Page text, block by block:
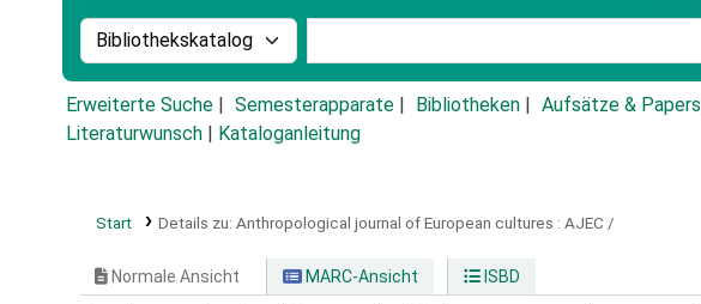
Suche im Katalog nach:
Erweiterte Suche Semesterapparate Bibliotheken Aufsätze & Papers
Literaturwunsch
Kataloganleitung
Start Details zu: Anthropological journal of European cultures : AJEC /
Normale Ansicht MARC-Ansicht ISBD